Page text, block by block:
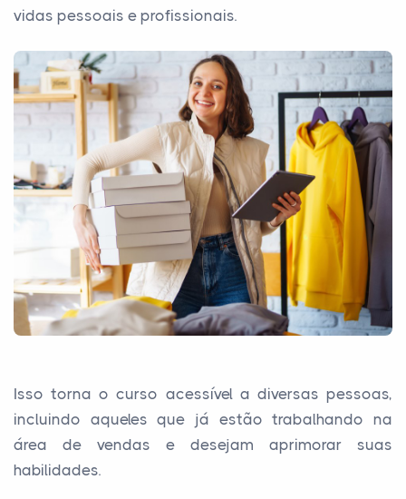
vidas pessoais e profissionais.
Isso torna o curso acessível a diversas pessoas,
incluindo aqueles que já estão trabalhando na
área de vendas e desejam aprimorar suas
habilidades.